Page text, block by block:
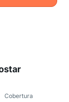
Cobertura